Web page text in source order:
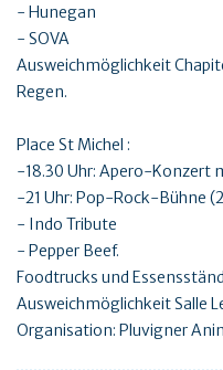
- Hunegan
- SOVA
Ausweichmöglichkeit
Regen.
Place St Michel :
-18.30 Uhr: Apero-Konzert
-21 Uhr: Pop-Rock-Bühne
- Indo Tribute
- Pepper Beef.
Foodtrucks und
Ausweichmöglichkeit Salle
Organisation: Pluvigner